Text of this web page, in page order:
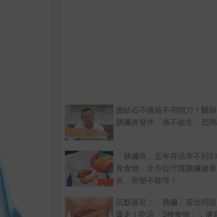
膽結石不痛就不用開刀？醫
胰臟炎發作「痛不欲生」恐
「胰臟癌」五年存活率不到3
見食物」全方位守護胰臟健
炎、癌變不能等！
沉默器官：「胰臟」若出問
爆走！吃這「5種食物」，健